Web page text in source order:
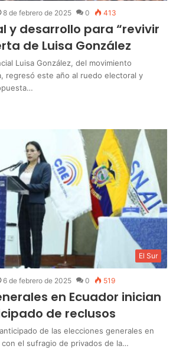
8 de febrero de 2025 0 413
y desarrollo para “revivir
de Luisa González
Luisa González, del movimiento
regresó este año al ruedo electoral y
El Sur
6 de febrero de 2025 0 519
en Ecuador inician
de reclusos
de las elecciones generales en
con el sufragio de privados de la…